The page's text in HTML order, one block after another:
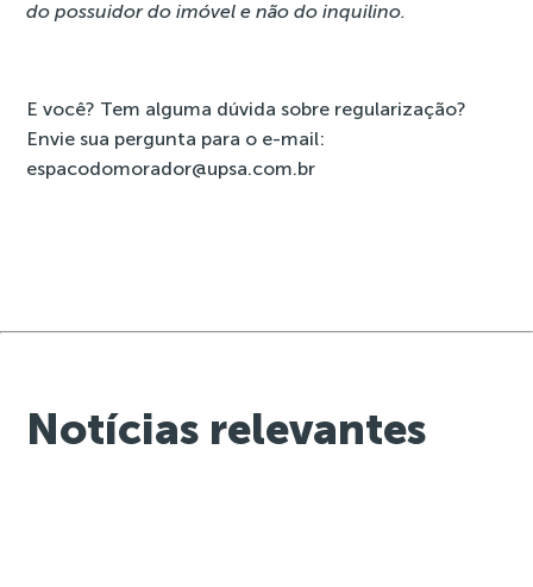
do possuidor do imóvel e não do inquilino.
E você? Tem alguma dúvida sobre regularização?
Envie sua pergunta para o e-mail:
espacodomorador@upsa.com.br
Notícias relevantes